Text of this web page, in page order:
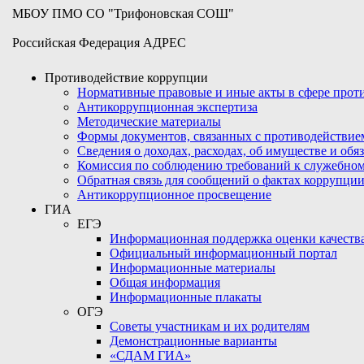
МБОУ ПМО СО "Трифоновская СОШ"
Российская Федерация АДРЕС
Противодействие коррупции
Нормативные правовые и иные акты в сфере
Антикоррупционная экспертиза
Методические материалы
Формы документов, связанных с
Сведения о доходах, расходах, об имуществе и
Комиссия по соблюдению требований к
Обратная связь для сообщений о фактах коррупции
Антикоррупционное просвещение
ГИА
ЕГЭ
Информационная поддержка оценки
Официальный информационный портал
Информационные материалы
Общая информация
Информационные плакаты
ОГЭ
Советы участникам и их родителям
Демонстрационные варианты
«СДАМ ГИА»